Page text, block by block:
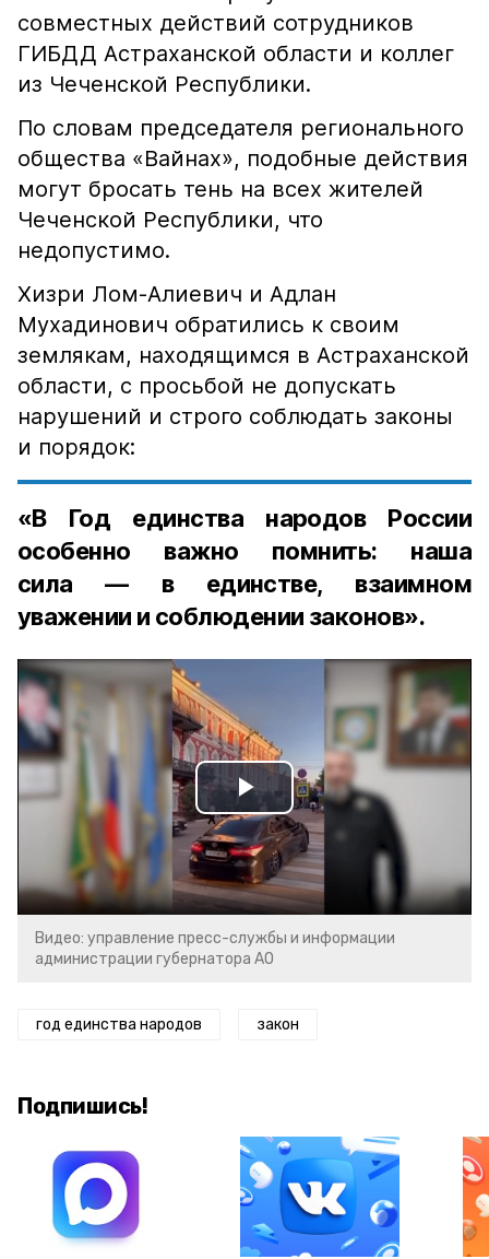
совместных действий сотрудников
ГИБДД Астраханской области и коллег
из Чеченской Республики.
По словам председателя регионального
общества «Вайнах», подобные действия
могут бросать тень на всех жителей
Чеченской Республики, что
недопустимо.
Хизри Лом-Алиевич и Адлан
Мухадинович обратились к своим
землякам, находящимся в Астраханской
области, с просьбой не допускать
нарушений и строго соблюдать законы
и порядок:
«В Год единства народов России
особенно важно помнить: наша
сила — в единстве, взаимном
уважении и соблюдении законов».
Play
Video
Видео: управление пресс-службы и информации
администрации губернатора АО
год единства народов закон
Подпишись!